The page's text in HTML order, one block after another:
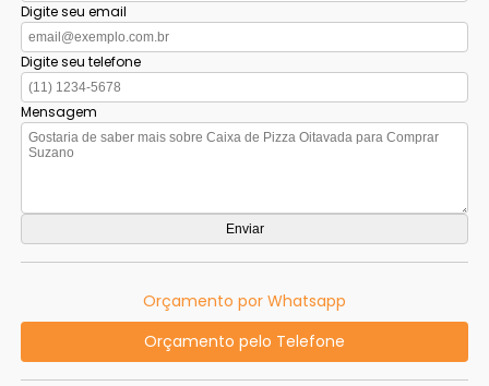
Digite seu email
Digite seu telefone
Mensagem
Orçamento por Whatsapp
Orçamento pelo Telefone